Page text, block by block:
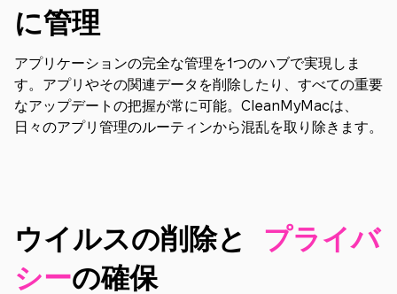
に管理
アプリケーションの完全な管理を1つのハブで実現しま
す。アプリやその関連データを削除したり、すべての重要
なアップデートの把握が常に可能。CleanMyMacは、
日々のアプリ管理のルーティンから混乱を取り除きます。
ウイルスの削除と プライバ
シーの確​​保